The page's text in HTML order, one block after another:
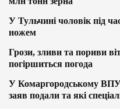
У Тульчині чоловік під
ножем
Грози, зливи та пориви
погіршиться погода
У Комаргородському ВПУ
заяв подали та які